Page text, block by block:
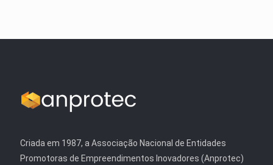
Criada em 1987, a Associação Nacional de Entidades
Promotoras de Empreendimentos Inovadores (Anprotec)